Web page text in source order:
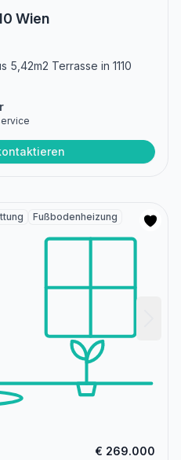
Wien
5,42m2 Terrasse in 1110
Fußbodenheizung
€ 269.000